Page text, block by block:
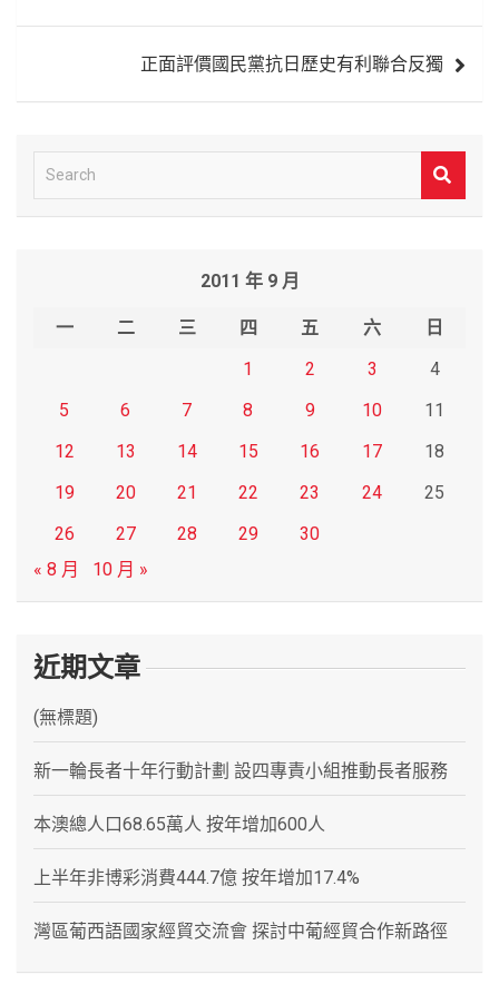
正面評價國民黨抗日歷史有利聯合反獨
e
2011 年 9 月
一 二 三 四 五 六
日
1
2 3
4
5
6 7 8 9 10
11
12
13 14 15 16 17
18
19
20 21 22 23 24
25
26
27 28 29
30
« 8 月
10 月 »
近期文章
(無標題)
新一輪長者十年行動計劃 設四專責小組推動長者服務
本澳總人口68.65萬人 按年增加600人
上半年非博彩消費444.7億 按年增加17.4%
灣區葡西語國家經貿交流會 探討中葡經貿合作新路徑